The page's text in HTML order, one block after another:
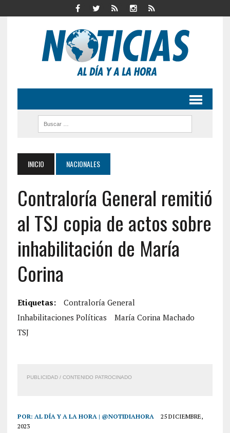
INICIO NACIONALES
Contraloría General remitió
al TSJ copia de actos sobre
inhabilitación de María
Corina
Etiquetas:
Contraloría General
Inhabilitaciones Políticas
María Corina Machado
TSJ
PUBLICIDAD / CONTENIDO PATROCINADO
POR: AL DÍA Y A LA HORA | @NOTIDIAHORA
25 DICIEMBRE,
2023